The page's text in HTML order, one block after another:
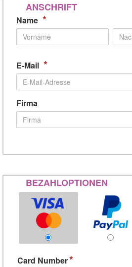
ANSCHRIFT
Name *
E-Mail *
Firma
BEZAHLOPTIONEN
Card Number